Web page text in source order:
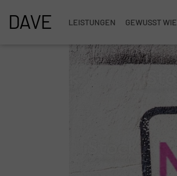
DAVE LEISTUNGEN GEWUSST WIE